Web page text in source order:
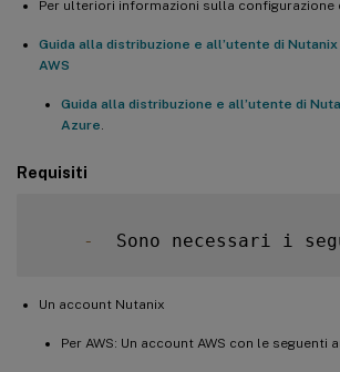
Per ulteriori informazioni sulla configurazione
Guida alla distribuzione e all’utente di
AWS
Guida alla distribuzione e all’utente di
Azure
Requisiti
-
Sono necessari i
Un account Nutanix
Per AWS: Un account AWS con le seguenti